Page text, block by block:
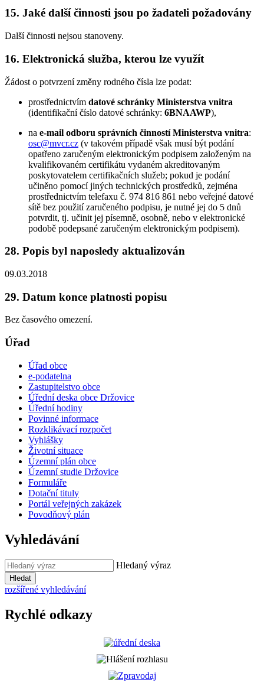
15. Jaké další činnosti jsou po žadateli požadovány
Další činnosti nejsou stanoveny.
16. Elektronická služba, kterou lze využít
Žádost o potvrzení změny rodného čísla lze podat:
prostřednictvím datové schránky Ministerstva vnitra
(identifikační číslo datové schránky: 6BNAAWP),
na e-mail odboru správních činností Ministerstva vnitra:
osc@mvcr.cz (v takovém případě však musí být podání
opatřeno zaručeným elektronickým podpisem založeným na
kvalifikovaném certifikátu vydaném akreditovaným
poskytovatelem certifikačních služeb; pokud je podání
učiněno pomocí jiných technických prostředků, zejména
prostřednictvím telefaxu č. 974 816 861 nebo veřejné datové
sítě bez použití zaručeného podpisu, je nutné jej do 5 dnů
potvrdit, tj. učinit jej písemně, osobně, nebo v elektronické
podobě podepsané zaručeným elektronickým podpisem).
28. Popis byl naposledy aktualizován
09.03.2018
29. Datum konce platnosti popisu
Bez časového omezení.
Úřad
Úřad obce
e-podatelna
Zastupitelstvo obce
Úřední deska obce Držovice
Úřední hodiny
Povinné informace
Rozklikávací rozpočet
Vyhlášky
Životní situace
Územní plán obce
Územní studie Držovice
Formuláře
Dotační tituly
Portál veřejných zakázek
Povodňový plán
Vyhledávání
Hledaný výraz
Hledat
rozšířené vyhledávání
Rychlé odkazy